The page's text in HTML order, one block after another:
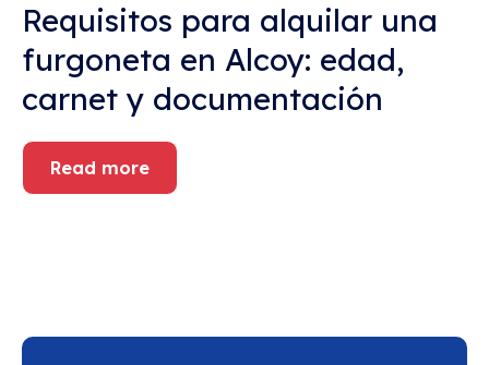
Requisitos para alquilar una
furgoneta en Alcoy: edad,
carnet y documentación
Read more